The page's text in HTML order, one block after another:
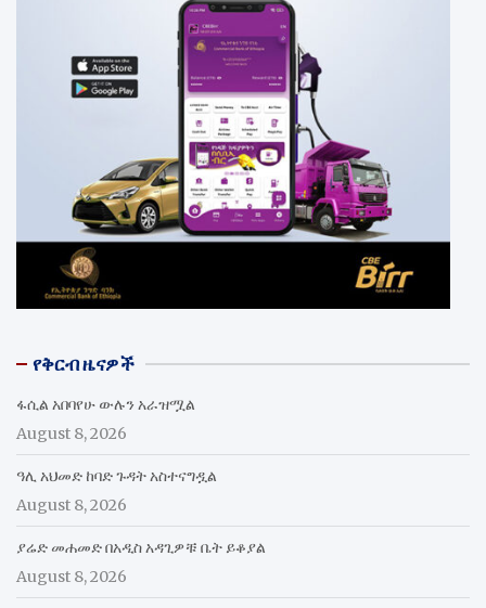
የቅርብ ዜናዎች
ፋሲል አበባየሁ ውሉን አራዝሟል
August 8, 2026
ዓሊ አህመድ ከባድ ጉዳት አስተናግዷል
August 8, 2026
ያሬድ መሐመድ በአዲስ አዳጊዎቹ ቤት ይቆያል
August 8, 2026